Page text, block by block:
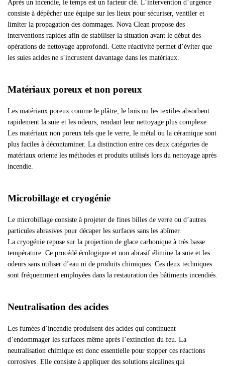
Après un incendie, le temps est un facteur clé. L’intervention d’urgence
consiste à dépêcher une équipe sur les lieux pour sécuriser, ventiler et
limiter la propagation des dommages. Nova Clean propose des
interventions rapides afin de stabiliser la situation avant le début des
opérations de nettoyage approfondi. Cette réactivité permet d’éviter que
les suies acides ne s’incrustent davantage dans les matériaux.
Matériaux poreux et non poreux
Les matériaux poreux comme le plâtre, le bois ou les textiles absorbent
rapidement la suie et les odeurs, rendant leur nettoyage plus complexe.
Les matériaux non poreux tels que le verre, le métal ou la céramique sont
plus faciles à décontaminer. La distinction entre ces deux catégories de
matériaux oriente les méthodes et produits utilisés lors du nettoyage après
incendie.
Microbillage et cryogénie
Le microbillage consiste à projeter de fines billes de verre ou d’autres
particules abrasives pour décaper les surfaces sans les abîmer.
La cryogénie repose sur la projection de glace carbonique à très basse
température. Ce procédé écologique et non abrasif élimine la suie et les
odeurs sans utiliser d’eau ni de produits chimiques. Ces deux techniques
sont fréquemment employées dans la restauration des bâtiments incendiés.
Neutralisation des acides
Les fumées d’incendie produisent des acides qui continuent
d’endommager les surfaces même après l’extinction du feu. La
neutralisation chimique est donc essentielle pour stopper ces réactions
corrosives. Elle consiste à appliquer des solutions alcalines qui